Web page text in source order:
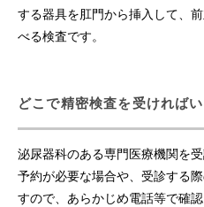
する器具を肛門から挿入して、
べる検査です。
どこで精密検査を受ければ
泌尿器科のある専門医療機関を受
予約が必要な場合や、受診する
すので、あらかじめ電話等で確認